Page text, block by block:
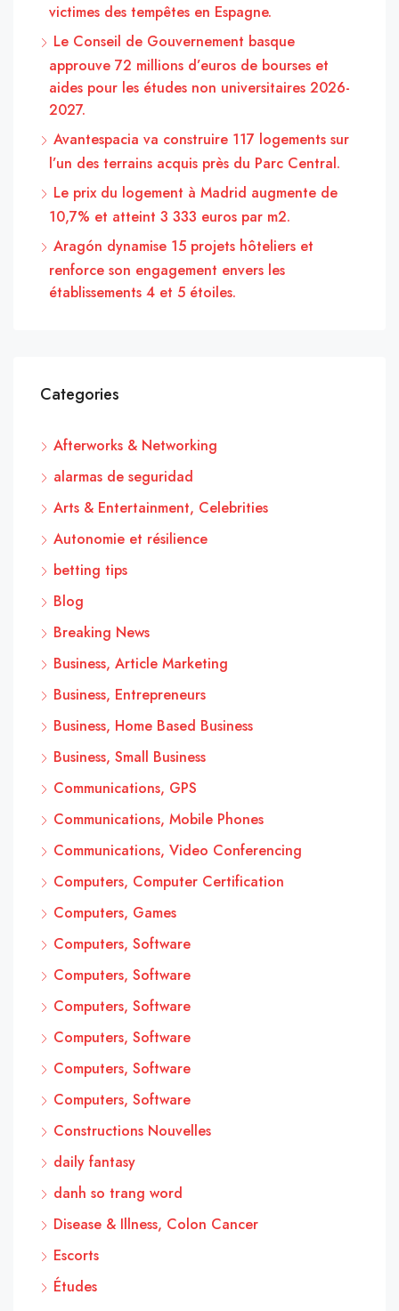
victimes des tempêtes en Espagne.
Le Conseil de Gouvernement basque
approuve 72 millions d’euros de bourses et
aides pour les études non universitaires 2026-
2027.
Avantespacia va construire 117 logements sur
l’un des terrains acquis près du Parc Central.
Le prix du logement à Madrid augmente de
10,7% et atteint 3 333 euros par m2.
Aragón dynamise 15 projets hôteliers et
renforce son engagement envers les
établissements 4 et 5 étoiles.
Categories
Afterworks & Networking
alarmas de seguridad
Arts & Entertainment, Celebrities
Autonomie et résilience
betting tips
Blog
Breaking News
Business, Article Marketing
Business, Entrepreneurs
Business, Home Based Business
Business, Small Business
Communications, GPS
Communications, Mobile Phones
Communications, Video Conferencing
Computers, Computer Certification
Computers, Games
Computers, Software
Computers, Software
Computers, Software
Computers, Software
Computers, Software
Computers, Software
Constructions Nouvelles
daily fantasy
danh so trang word
Disease & Illness, Colon Cancer
Escorts
Études